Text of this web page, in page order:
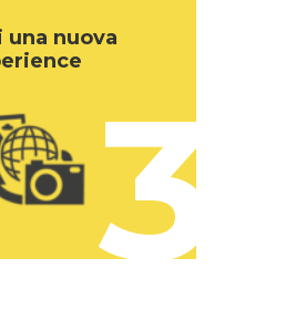
3
una nuova